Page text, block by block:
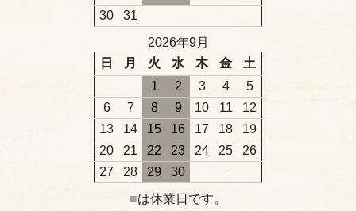
30
31
2026年9月
日
月 火 水 木 金
土
1
2 3 4
5
6
7 8 9 10 11
12
13
14 15 16 17 18
19
20
21 22 23 24 25
26
27
28 29
30
■は休業日です。